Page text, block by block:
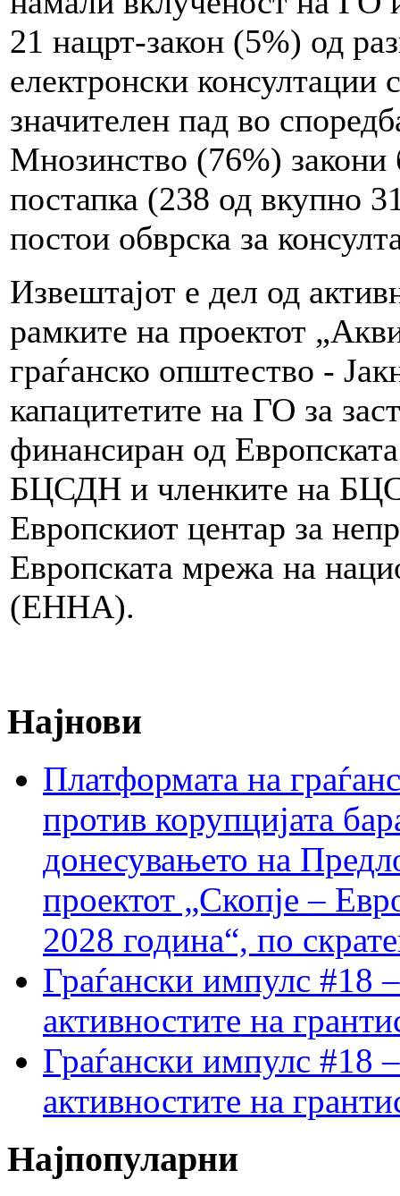
21 нацрт-закон (5%) од
електронски
значителен пад во
Мнозинство (76%) закони
постапка (238 од вкупно
постои обврска за
Извештајот е дел од
рамките на проектот
граѓанско општество -
капацитетите на ГО за
финансиран од
БЦСДН и членките на
Европскиот центар за
Европската мрежа на
(ЕННА).
Најнови
Платформата на
против корупцијата
донесувањето на
проектот „Скопје –
2028 година“, по
Граѓански импулс #18
активностите на
Граѓански импулс #18
активностите на
Најпопуларни